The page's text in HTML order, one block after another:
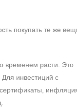
покупать те же
временем расти. Это
инвестиций с